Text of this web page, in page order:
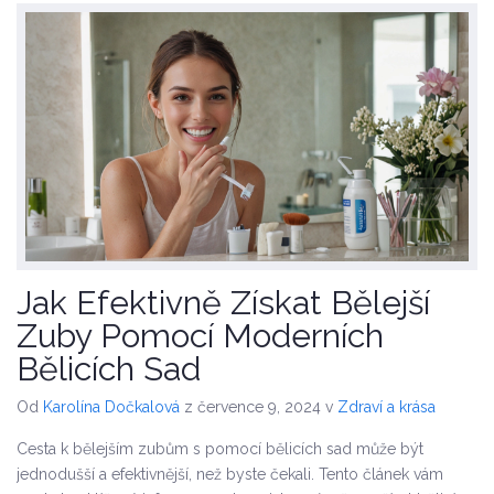
Jak Efektivně Získat Bělejší
Zuby Pomocí Moderních
Bělicích Sad
Od Karolína Dočkalová z července 9, 2024 v Zdraví a krása
Cesta k bělejším zubům s pomocí bělicích sad může být
jednodušší a efektivnější, než byste čekali. Tento článek vám